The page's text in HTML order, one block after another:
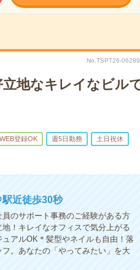
No.TSPT26-
地なキレイなビル
WEB登録OK 週5日勤務 土日祝休
近徒歩30秒
のサポート事務のご経験がある方
！キレイなオフィスで気分上がる
アルOK＊髪型やネイルも自由！落
。あなたの「やってみたい」を大